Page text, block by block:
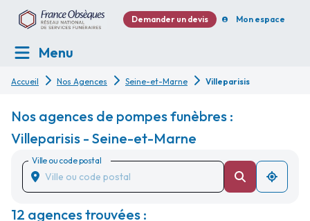
Demander un devis Mon espace
Menu
Accueil Nos Agences Seine-et-Marne Villeparisis
Nos agences de pompes funèbres :
Villeparisis - Seine-et-Marne
Ville ou code postal
12 agences trouvées :